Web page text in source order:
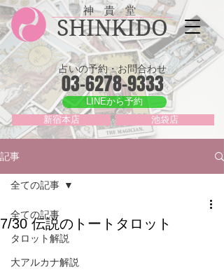
神 貴 堂
SHINKIDO
占いの予約・お問合わせ
03-6278-9333
LINEから予約
新宿本店 池袋店
記事
全ての記事
タロット解説
大アルカナ解説
全ての記事
7/30 伝説のトートタロット